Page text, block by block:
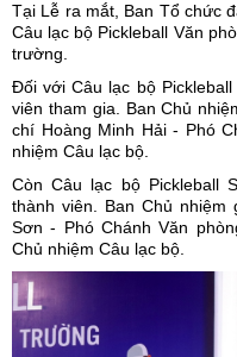
Tại Lễ ra mắt, Ban Tổ chức
Câu lạc bộ Pickleball Văn
trường.
Đối với Câu lạc bộ
viên tham gia. Ban Chủ
chí Hoàng Minh Hải - Phó
nhiệm Câu lạc bộ.
Còn Câu lạc bộ Pickleball
thành viên. Ban Chủ
Sơn - Phó Chánh Văn
Chủ nhiệm Câu lạc bộ.